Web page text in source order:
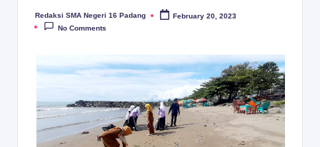
Posted
by
Redaksi SMA Negeri 16 Padang
February 20, 2023
No Comments